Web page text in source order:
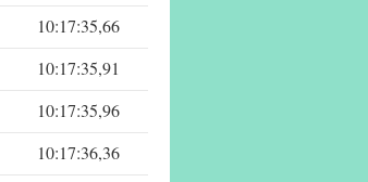
10:17:35,66
10:17:35,91
10:17:35,96
10:17:36,36